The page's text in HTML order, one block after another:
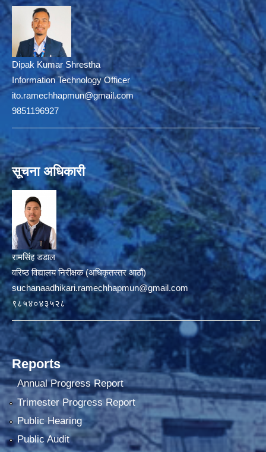
Dipak Kumar Shrestha
Information Technology Officer
ito.ramechhapmun@gmail.com
9851196927
सूचना अधिकारी
रामसिंह डडाल
वरिष्ठ विद्यालय निरीक्षक (अधिकृतस्तर आठौं)
suchanaadhikari.ramechhapmun@gmail.com
९८५४०४३५२८
Reports
Annual Progress Report
Trimester Progress Report
Public Hearing
Public Audit